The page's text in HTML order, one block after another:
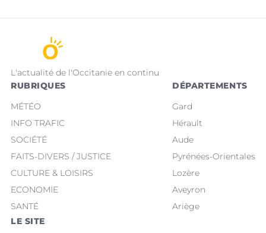
L'actualité de l'Occitanie en continu
RUBRIQUES
MÉTÉO
INFO TRAFIC
SOCIÉTÉ
FAITS-DIVERS / JUSTICE
CULTURE & LOISIRS
ECONOMIE
SANTÉ
DÉPARTEMENTS
Gard
Hérault
Aude
Pyrénées-Orientales
Lozère
Aveyron
Ariège
LE SITE